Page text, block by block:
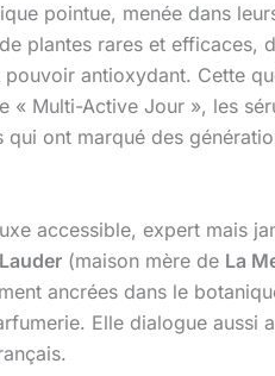
pointue, menée dans
plantes rares et efficaces,
antioxydant. Cette
Multi-Active Jour », les
ont marqué des
accessible, expert mais
(maison mère de La
ancrées dans le
Elle dialogue aussi